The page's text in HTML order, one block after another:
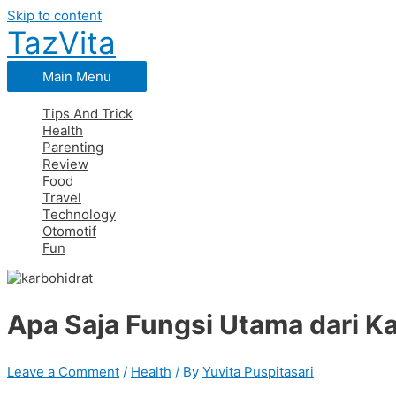
Skip to content
TazVita
Main Menu
Tips And Trick
Health
Parenting
Review
Food
Travel
Technology
Otomotif
Fun
Apa Saja Fungsi Utama dari
Leave a Comment / Health / By Yuvita Puspitasari